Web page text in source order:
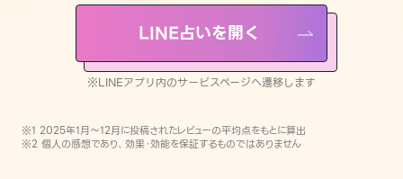
LINE占いを開く
※LINEアプリ内のサービスページへ遷移します
※1 2025年1月〜12月に投稿されたレビューの平均点をもとに算出
※2 個人の感想であり、効果・効能を保証するものではありません